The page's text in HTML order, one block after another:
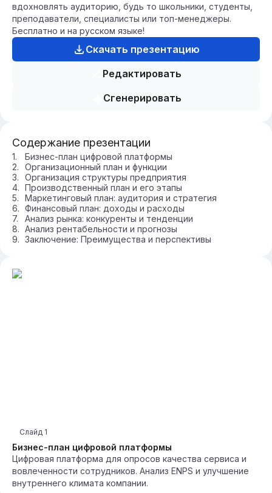
вдохновлять аудиторию, будь то школьники, студенты,
преподаватели, специалисты или топ-менеджеры.
Бесплатно и на русском языке!
Скачать презентацию
Редактировать
Сгенерировать
Содержание презентации
Бизнес-план цифровой платформы
Организационный план и функции
Организация структуры предприятия
Производственный план и его этапы
Маркетинговый план: аудитория и стратегия
Финансовый план: доходы и расходы
Анализ рынка: конкуренты и тенденции
Анализ рентабельности и прогнозы
Заключение: Преимущества и перспективы
Бизнес-план цифровой платформы
Слайд 1
Цифровая платформа для опросов качества сервиса и
вовлеченности сотрудников. Анализ ENPS и улучшение
внутреннего климата компании.